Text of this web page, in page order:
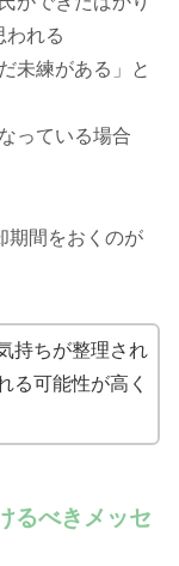
われる
未練がある」と
っている場合
期間をおくのが
持ちが整理され
る可能性が高く
るべきメッセ